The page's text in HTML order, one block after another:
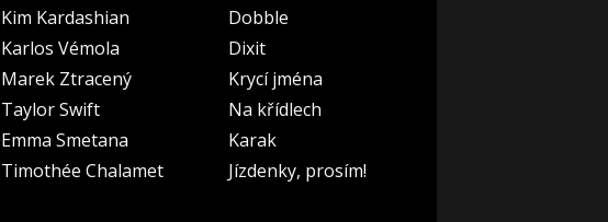
Kim Kardashian
Karlos Vémola
Marek Ztracený
Taylor Swift
Emma Smetana
Timothée Chalamet
Dobble
Dixit
Krycí jména
Na křídlech
Karak
Jízdenky, prosím!